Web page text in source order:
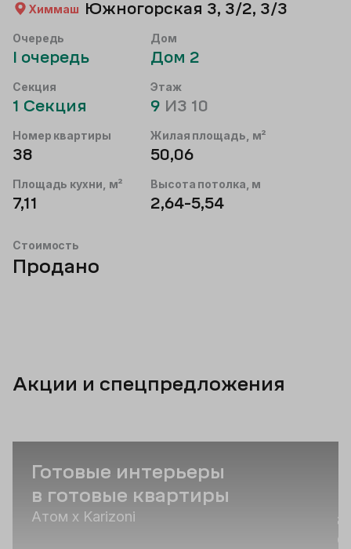
Химмаш Южногорская 3, 3/2, 3/3
Очередь
I очередь
Дом
Дом 2
Секция
1 Секция
Этаж
9 ИЗ 10
Номер квартиры
38
Жилая площадь, м²
50,06
Площадь кухни, м²
7,11
Высота потолка, м
2,64-5,54
Стоимость
Продано
Акции и спецпредложения
Готовые интерьеры
в готовые квартиры
Атом х Karizoni